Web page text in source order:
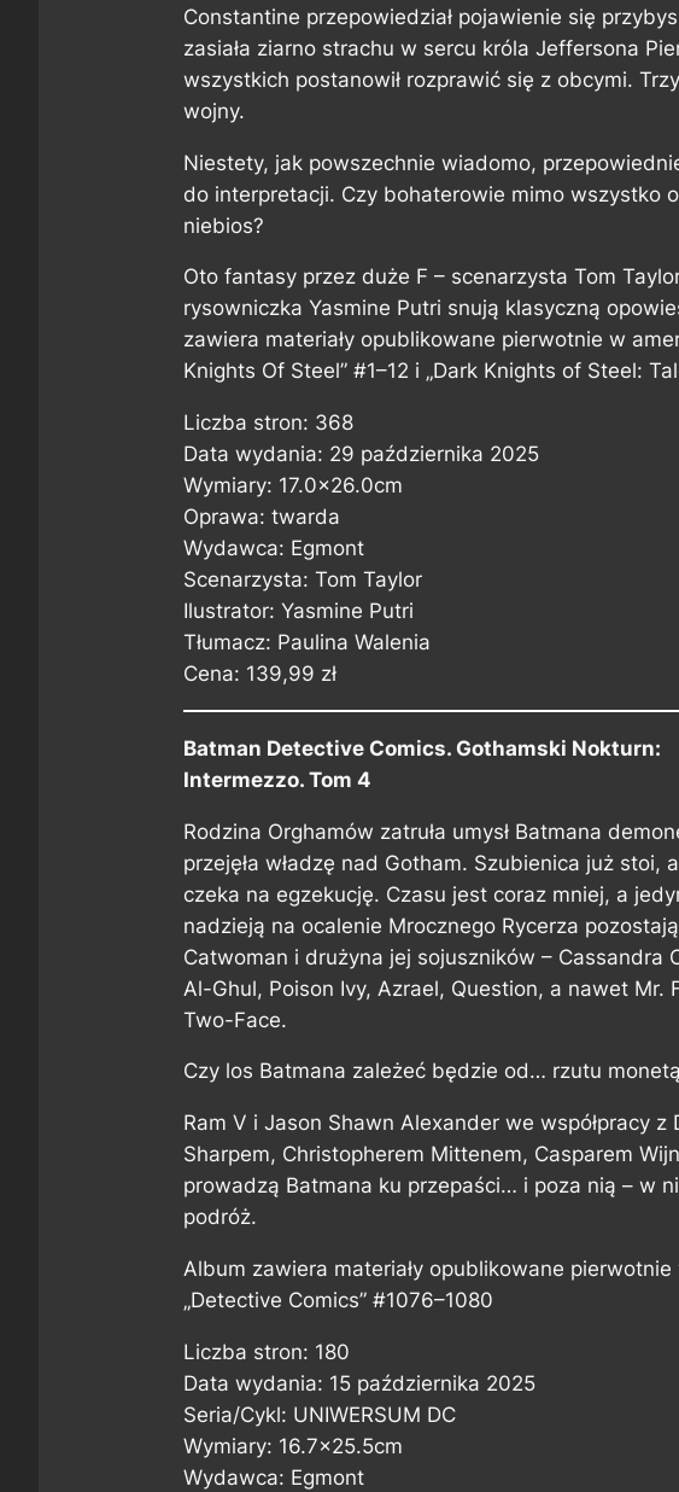
Constantine przepowiedział pojawienie się
zasiała ziarno strachu w sercu króla Jeffersona
wszystkich postanowił rozprawić się z obcymi.
wojny.
Niestety, jak powszechnie wiadomo,
do interpretacji. Czy bohaterowie mimo wszystko
niebios?
Oto fantasy przez duże F – scenarzysta Tom Taylor
rysowniczka Yasmine Putri snują klasyczną
zawiera materiały opublikowane pierwotnie w
Knights Of Steel” #1–12 i „Dark Knights of Steel:
Liczba stron: 368
Data wydania: 29 października 2025
Wymiary: 17.0×26.0cm
Oprawa: twarda
Wydawca: Egmont
Scenarzysta: Tom Taylor
Ilustrator: Yasmine Putri
Tłumacz: Paulina Walenia
Cena: 139,99 zł
Batman Detective Comics. Gothamski Nokturn:
Intermezzo. Tom 4
Rodzina Orghamów zatruła umysł Batmana
przejęła władzę nad Gotham. Szubienica już stoi,
czeka na egzekucję. Czasu jest coraz mniej, a
nadzieją na ocalenie Mrocznego Rycerza pozostają
Catwoman i drużyna jej sojuszników – Cassandra
Al-Ghul, Poison Ivy, Azrael, Question, a nawet Mr.
Two-Face.
Czy los Batmana zależeć będzie od… rzutu
Ram V i Jason Shawn Alexander we współpracy z
Sharpem, Christopherem Mittenem, Casparem
prowadzą Batmana ku przepaści… i poza nią – w
podróż.
Album zawiera materiały opublikowane
„Detective Comics” #1076–1080
Liczba stron: 180
Data wydania: 15 października 2025
Seria/Cykl: UNIWERSUM DC
Wymiary: 16.7×25.5cm
Wydawca: Egmont